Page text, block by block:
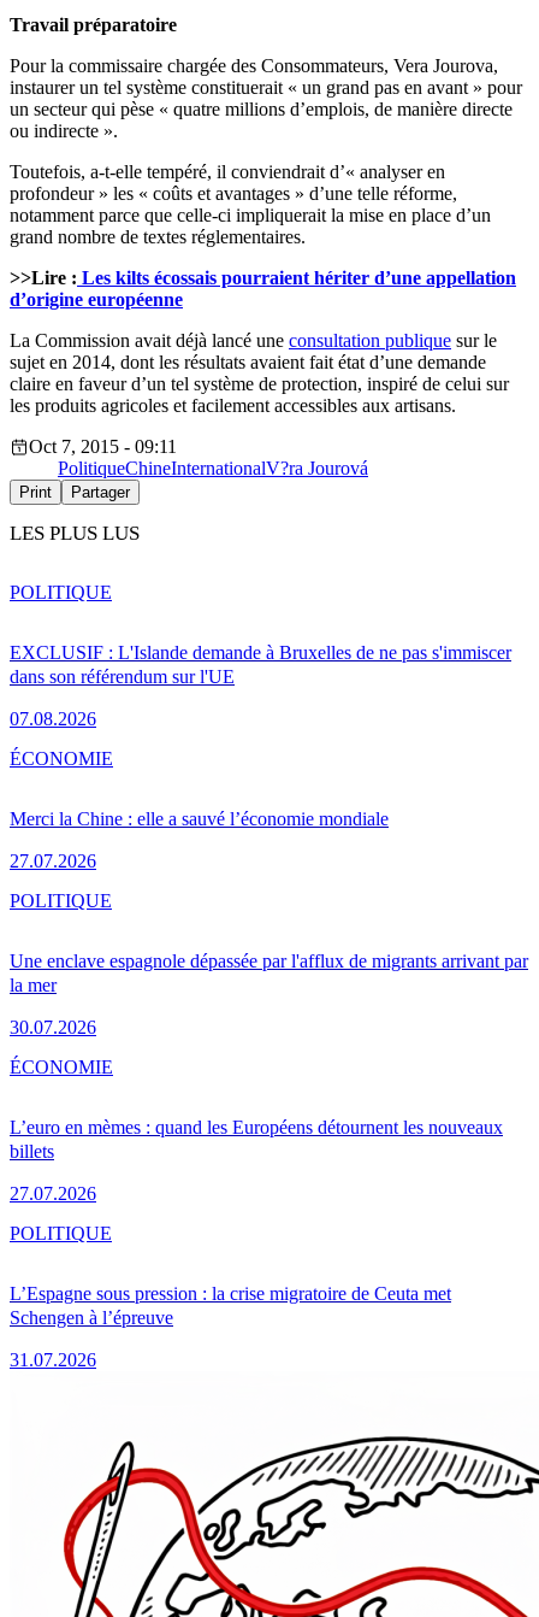
Travail préparatoire
Pour la commissaire chargée des Consommateurs, Vera Jourova,
instaurer un tel système constituerait « un grand pas en avant » pour
un secteur qui pèse « quatre millions d’emplois, de manière directe
ou indirecte ».
Toutefois, a-t-elle tempéré, il conviendrait d’« analyser en
profondeur » les « coûts et avantages » d’une telle réforme,
notamment parce que celle-ci impliquerait la mise en place d’un
grand nombre de textes réglementaires.
>>Lire : Les kilts écossais pourraient hériter d’une appellation
d’origine européenne
La Commission avait déjà lancé une consultation publique sur le
sujet en 2014, dont les résultats avaient fait état d’une demande
claire en faveur d’un tel système de protection, inspiré de celui sur
les produits agricoles et facilement accessibles aux artisans.
Oct 7, 2015 - 09:11
PolitiqueChineInternationalV?ra Jourová
Print Partager
LES PLUS LUS
EXCLUSIF : L'Islande demande à Bruxelles de ne pas s'immiscer
dans son référendum sur l'UE
07.08.2026
POLITIQUE
Merci la Chine : elle a sauvé l’économie mondiale
27.07.2026
ÉCONOMIE
Une enclave espagnole dépassée par l'afflux de migrants arrivant par
la mer
30.07.2026
POLITIQUE
L’euro en mèmes : quand les Européens détournent les nouveaux
billets
27.07.2026
ÉCONOMIE
L’Espagne sous pression : la crise migratoire de Ceuta met
Schengen à l’épreuve
31.07.2026
POLITIQUE